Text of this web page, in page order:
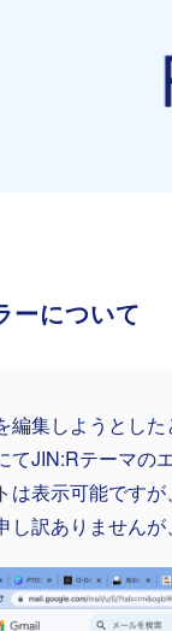
ーについて
編集しようとし
てJIN:Rテーマの
は表示可能ですが
し訳ありませんが